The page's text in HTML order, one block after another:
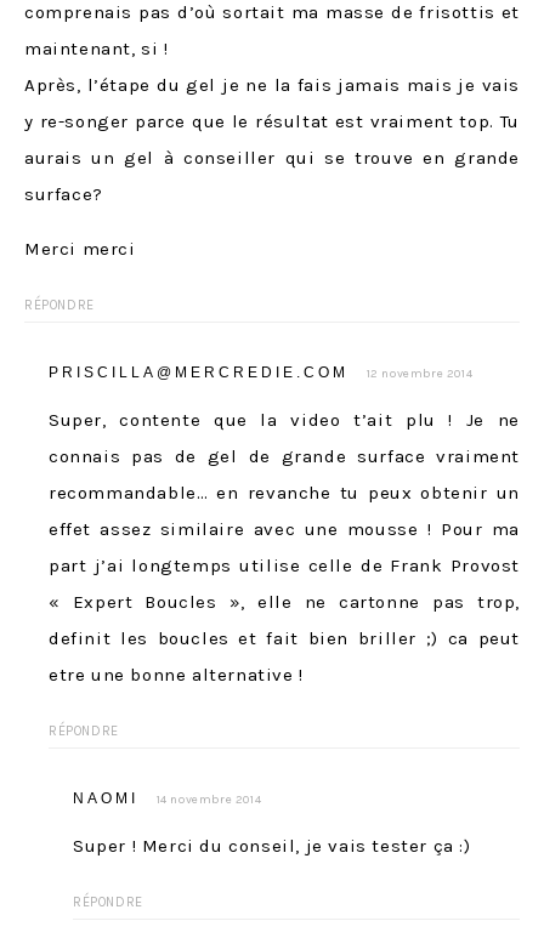
comprenais pas d’où sortait ma masse de frisottis et
maintenant, si !
Après, l’étape du gel je ne la fais jamais mais je vais
y re-songer parce que le résultat est vraiment top. Tu
aurais un gel à conseiller qui se trouve en grande
surface?
Merci merci
RÉPONDRE
PRISCILLA@MERCREDIE.COM 12 novembre 2014
Super, contente que la video t’ait plu ! Je ne
connais pas de gel de grande surface vraiment
recommandable… en revanche tu peux obtenir un
effet assez similaire avec une mousse ! Pour ma
part j’ai longtemps utilise celle de Frank Provost
« Expert Boucles », elle ne cartonne pas trop,
definit les boucles et fait bien briller ;) ca peut
etre une bonne alternative !
RÉPONDRE
NAOMI 14 novembre 2014
Super ! Merci du conseil, je vais tester ça :)
RÉPONDRE